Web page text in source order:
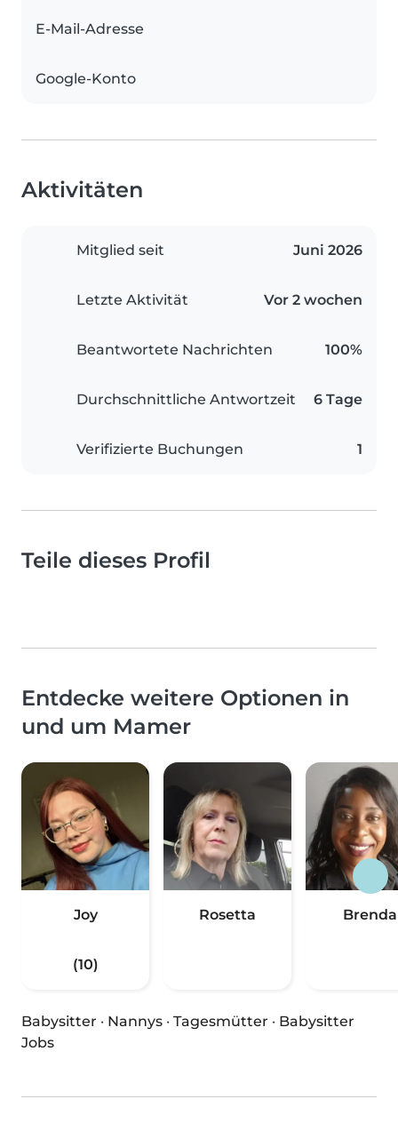
E-Mail-Adresse
Google-Konto
Aktivitäten
Mitglied seit Juni 2026
Letzte Aktivität Vor 2 wochen
Beantwortete Nachrichten 100%
Durchschnittliche Antwortzeit 6 Tage
Verifizierte Buchungen 1
Teile dieses Profil
Entdecke weitere Optionen in
und um Mamer
Joy
(10)
Rosetta Brenda
Babysitter · Nannys · Tagesmütter · Babysitter
Jobs